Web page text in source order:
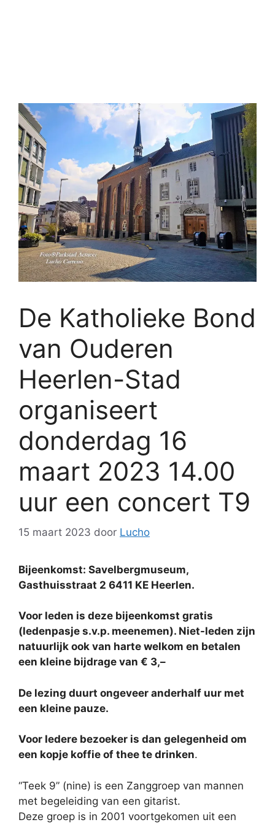
De Katholieke Bond
van Ouderen
Heerlen-Stad
organiseert
donderdag 16
maart 2023 14.00
uur een concert T9
15 maart 2023 door Lucho
Bijeenkomst: Savelbergmuseum,
Gasthuisstraat 2 6411 KE Heerlen.
Voor leden is deze bijeenkomst gratis
(ledenpasje s.v.p. meenemen). Niet-leden zijn
natuurlijk ook van harte welkom en betalen
een kleine bijdrage van € 3,–
De lezing duurt ongeveer anderhalf uur met
een kleine pauze.
Voor Iedere bezoeker is dan gelegenheid om
een kopje koffie of thee te drinken.
“Teek 9” (nine) is een Zanggroep van mannen
met begeleiding van een gitarist.
Deze groep is in 2001 voortgekomen uit een